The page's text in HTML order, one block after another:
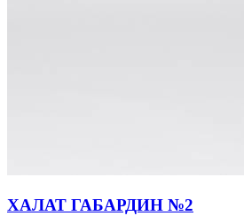
ХАЛАТ ГАБАРДИН №2